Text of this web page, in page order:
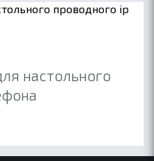
настольного